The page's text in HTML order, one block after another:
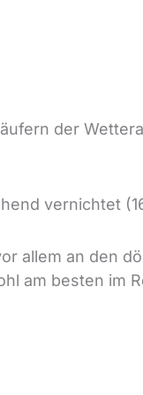
der
vernichtet
allem an den
am besten im